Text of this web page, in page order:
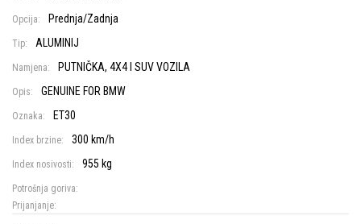
Opcija: Prednja/Zadnja
Tip: ALUMINIJ
Namjena: PUTNIČKA, 4X4 I SUV VOZILA
Opis: GENUINE FOR BMW
Oznaka: ET30
Index brzine: 300 km/h
Index nosivosti: 955 kg
Potrošnja goriva:
Prijanjanje: